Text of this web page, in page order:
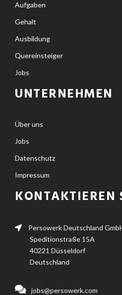
Aufgaben
Gehalt
Ausbildung
Quereinsteiger
Jobs
UNTERNEHMEN
Über uns
Jobs
Datenschutz
Impressum
KONTAKTIEREN
Persowerk Deutschland
Speditionstraße 15A
40221 Düsseldorf
Deutschland
jobs@persowerk.com